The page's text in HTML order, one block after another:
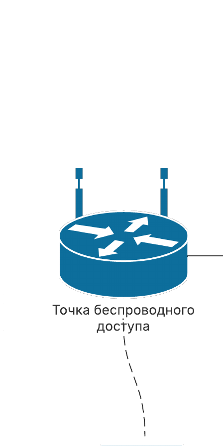
Наш шаблон поможет вам:
— наглядно представить компоненты несложной сети;
— понять, как перемещается информационный поток и как
взаимодействуют между собой разные устройства в пределах
— спроектировать собственную компьютерную сеть.
Откройте шаблон, чтобы подробнее рассмотреть наш пример
и настроить его под свою схему сети Cisco.